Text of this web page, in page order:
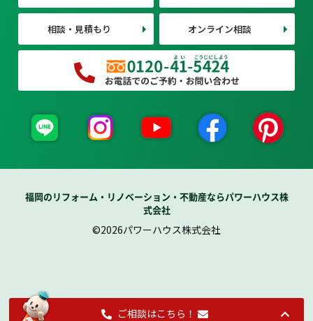
ご相談はこちら！
相談・見積もり オンライン相談
福岡のリフォーム・リノベーション・不動産ならパワーハウス株
式会社
©2026パワーハウス株式会社